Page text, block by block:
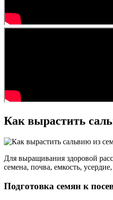
Как вырастить
Для выращивания здоровой
семена, почва, емкость,
Подготовка семян к